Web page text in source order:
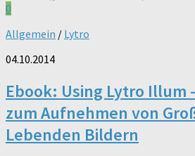
0
Allgemein / Lytro
04.10.2014
Ebook: Using Lytro Illum
zum Aufnehmen von
Lebenden Bildern